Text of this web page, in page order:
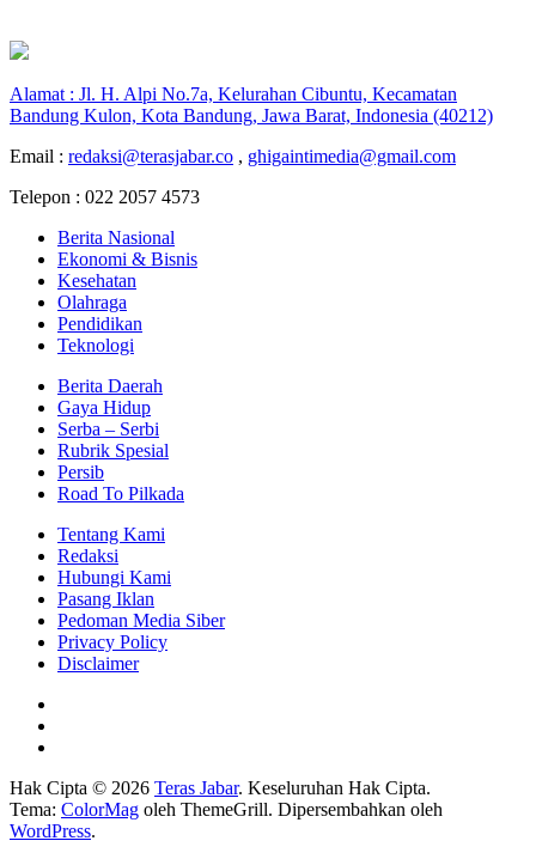
Alamat : Jl. H. Alpi No.7a, Kelurahan Cibuntu, Kecamatan
Bandung Kulon, Kota Bandung, Jawa Barat, Indonesia (40212)
Email : redaksi@terasjabar.co , ghigaintimedia@gmail.com
Telepon : 022 2057 4573
Berita Nasional
Ekonomi & Bisnis
Kesehatan
Olahraga
Pendidikan
Teknologi
Berita Daerah
Gaya Hidup
Serba – Serbi
Rubrik Spesial
Persib
Road To Pilkada
Tentang Kami
Redaksi
Hubungi Kami
Pasang Iklan
Pedoman Media Siber
Privacy Policy
Disclaimer
Hak Cipta © 2026 Teras Jabar. Keseluruhan Hak Cipta.
Tema: ColorMag oleh ThemeGrill. Dipersembahkan oleh
WordPress.